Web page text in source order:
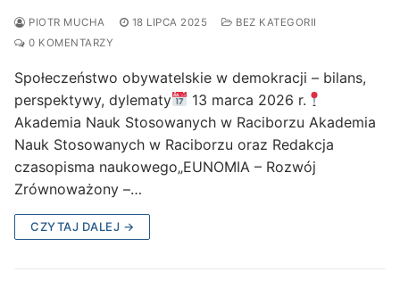
PIOTR MUCHA 18 LIPCA 2025
BEZ KATEGORII
0 KOMENTARZY
Społeczeństwo obywatelskie w demokracji – bilans,
perspektywy, dylematy
13 marca 2026 r.
Akademia Nauk Stosowanych w Raciborzu Akademia
Nauk Stosowanych w Raciborzu oraz Redakcja
czasopisma naukowego„EUNOMIA – Rozwój
Zrównoważony –…
CZYTAJ DALEJ →